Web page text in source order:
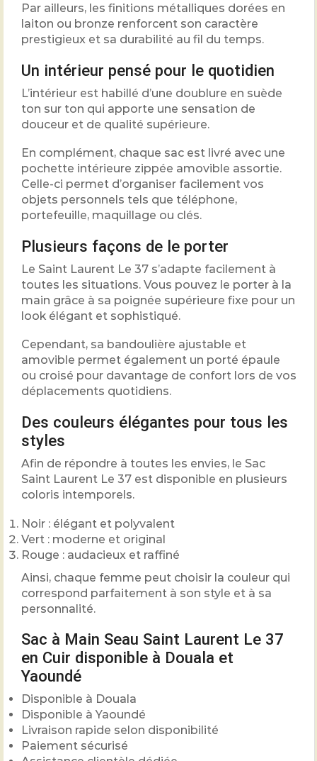
Par ailleurs, les finitions métalliques dorées en
laiton ou bronze renforcent son caractère
prestigieux et sa durabilité au fil du temps.
Un intérieur pensé pour le quotidien
L’intérieur est habillé d’une doublure en suède
ton sur ton qui apporte une sensation de
douceur et de qualité supérieure.
En complément, chaque sac est livré avec une
pochette intérieure zippée amovible assortie.
Celle-ci permet d’organiser facilement vos
objets personnels tels que téléphone,
portefeuille, maquillage ou clés.
Plusieurs façons de le porter
Le Saint Laurent Le 37 s’adapte facilement à
toutes les situations. Vous pouvez le porter à la
main grâce à sa poignée supérieure fixe pour un
look élégant et sophistiqué.
Cependant, sa bandoulière ajustable et
amovible permet également un porté épaule
ou croisé pour davantage de confort lors de vos
déplacements quotidiens.
Des couleurs élégantes pour tous les
styles
Afin de répondre à toutes les envies, le Sac
Saint Laurent Le 37 est disponible en plusieurs
coloris intemporels.
Noir : élégant et polyvalent
Vert : moderne et original
Rouge : audacieux et raffiné
Ainsi, chaque femme peut choisir la couleur qui
correspond parfaitement à son style et à sa
personnalité.
Sac à Main Seau Saint Laurent Le 37
en Cuir disponible à Douala et
Yaoundé
Disponible à Douala
Disponible à Yaoundé
Livraison rapide selon disponibilité
Paiement sécurisé